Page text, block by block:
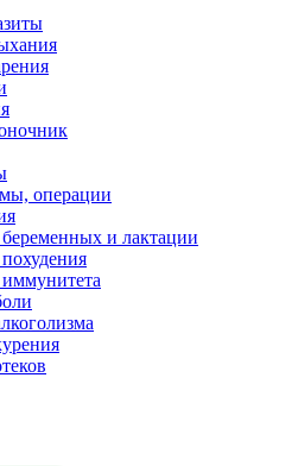
операции
и лактации